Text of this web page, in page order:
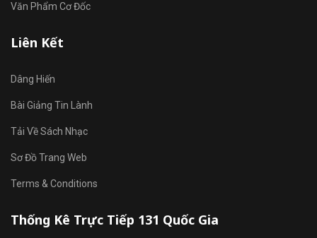
Văn Phẩm Cơ Đốc
Liên Kết
Dâng Hiến
Bài Giảng Tin Lành
Tải Về Sách Nhạc
Sơ Đồ Trang Web
Terms & Conditions
Thống Kê Trực Tiếp 131 Quốc Gia